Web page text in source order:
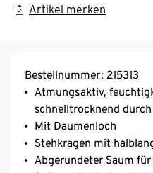
Artikel merken
Bestellnummer: 215313
Atmungsaktiv,
schnelltrocknend
Mit Daumenloch
Stehkragen mit
Abgerundeter Saum